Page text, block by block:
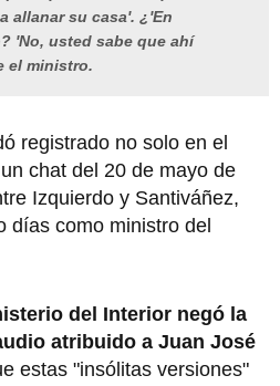
allanar su casa'. ¿'En
'No, usted sabe que ahí
el ministro.
registrado no solo en el
chat del 20 de mayo de
Izquierdo y Santiváñez,
días como ministro del
del Interior negó la
atribuido a Juan José
estas "insólitas versiones"